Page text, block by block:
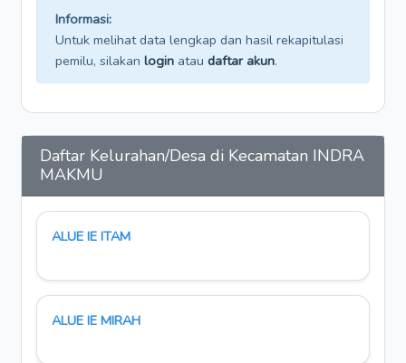
Informasi:
Untuk melihat data lengkap dan hasil rekapitulasi
pemilu, silakan login atau daftar akun.
Daftar Kelurahan/Desa di Kecamatan INDRA
MAKMU
ALUE IE ITAM
ALUE IE MIRAH